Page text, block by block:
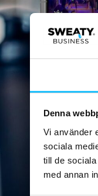
Denna
Vi använder
sociala
till de
med annan